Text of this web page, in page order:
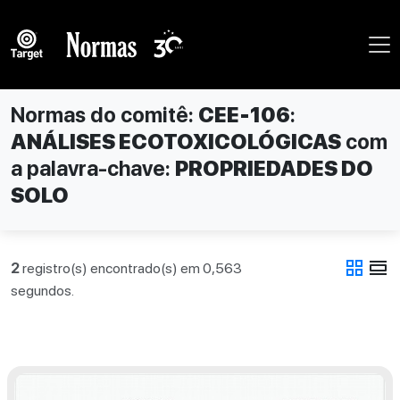
Normas do comitê: CEE-106:
ANÁLISES ECOTOXICOLÓGICAS com
a palavra-chave: PROPRIEDADES DO
SOLO
2registro(s) encontrado(s) em 0,563
segundos.
grid_view view_day